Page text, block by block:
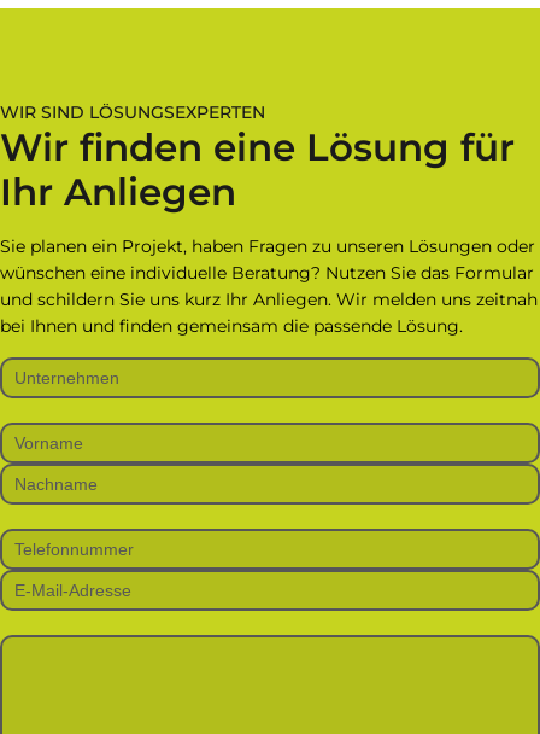
WIR SIND LÖSUNGSEXPERTEN
Wir finden eine Lösung für
Ihr Anliegen
Sie planen ein Projekt, haben Fragen zu unseren Lösungen oder
wünschen eine individuelle Beratung? Nutzen Sie das Formular
und schildern Sie uns kurz Ihr Anliegen. Wir melden uns zeitnah
bei Ihnen und finden gemeinsam die passende Lösung.